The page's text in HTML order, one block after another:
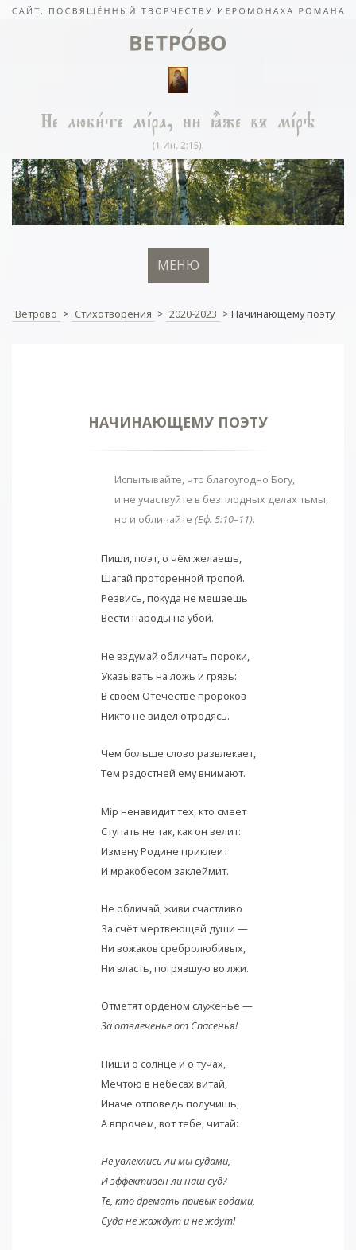
МЕНЮ
Ветрово > Стихотворения > 2020-2023 > Начинаю­щему поэту
НАЧИНАЮ­ЩЕМУ ПОЭТУ
Испытывайте, что благоугодно Богу,
и не участвуйте в безплодных делах тьмы,
но и обличайте (Еф. 5:10–11).
Пиши, поэт, о чём желаешь,
Шагай проторенной тропой.
Резвись, покуда не мешаешь
Вести народы на убой.
Не вздумай обличать пороки,
Указывать на ложь и грязь:
В своём Отечестве пророков
Никто не видел отродясь.
Чем больше слово развлекает,
Тем радостней ему внимают.
Мiр ненавидит тех, кто смеет
Ступать не так, как он велит:
Измену Родине приклеит
И мракобесом заклеймит.
Не обличай, живи счастливо
За счёт мертвеющей души —
Ни вожаков сребролюбивых,
Ни власть, погрязшую во лжи.
Отметят орденом служенье —
За отвлеченье от Спасенья!
Пиши о солнце и о тучах,
Мечтою в небесах витай,
Иначе отповедь получишь,
А впрочем, вот тебе, читай:
Не увлеклись ли мы судами,
И эффективен ли наш суд?
Те, кто дремать привык годами,
Суда не жаждут и не ждут!